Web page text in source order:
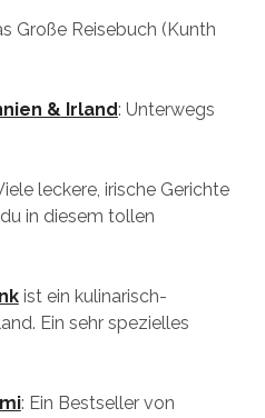
Große Reisebuch (Kunth
& Irland: Unterwegs
leckere, irische Gerichte
in diesem tollen
ist ein kulinarisch-
Ein sehr spezielles
: Ein Bestseller von